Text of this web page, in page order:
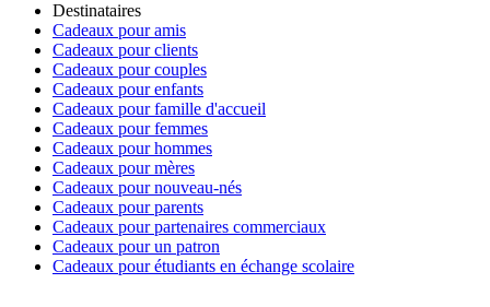
Destinataires
Cadeaux pour amis
Cadeaux pour clients
Cadeaux pour couples
Cadeaux pour enfants
Cadeaux pour famille d'accueil
Cadeaux pour femmes
Cadeaux pour hommes
Cadeaux pour mères
Cadeaux pour nouveau-nés
Cadeaux pour parents
Cadeaux pour partenaires commerciaux
Cadeaux pour un patron
Cadeaux pour étudiants en échange scolaire